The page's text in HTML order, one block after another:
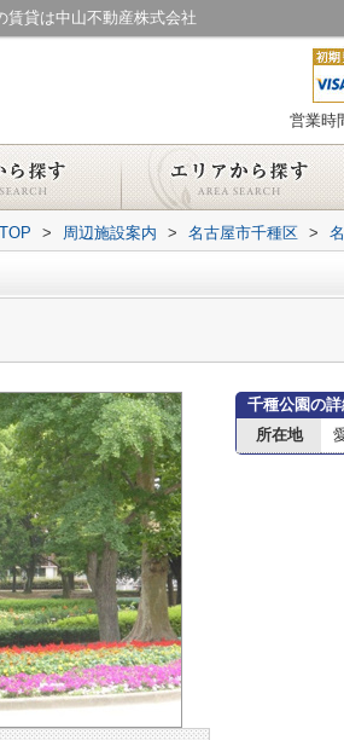
賃貸は中山不動産株式会社
営業時
> 周辺施設案内 > 名古屋市千種区 >
千種公園の
所在地